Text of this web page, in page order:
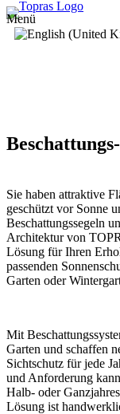
Menü
Sie haben attraktive
geschützt vor Sonne
Beschattungssegeln
Architektur von
Lösung für Ihren
passenden
Garten oder
Mit
Garten und schaffen
Sichtschutz für jede
und Anforderung
Halb- oder
Lösung ist